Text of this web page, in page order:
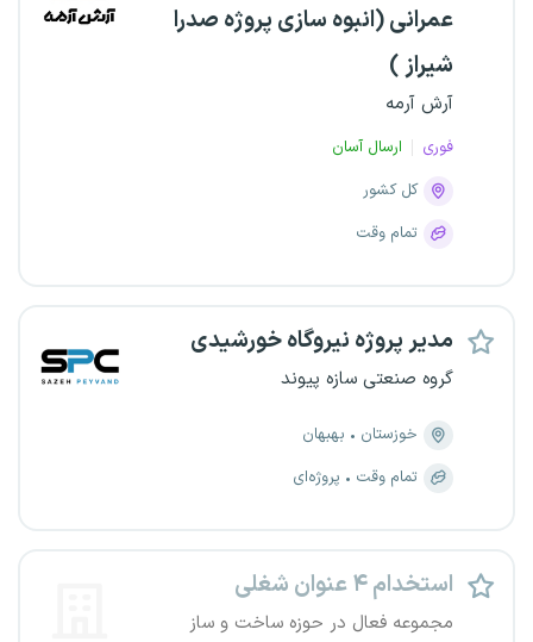
عمرانی (انبوه سازی پروژه صدرا
شیراز )
آرش آرمه
فوری
ارسال آسان
کل کشور
تمام وقت
مدیر پروژه نیروگاه خورشیدی
گروه صنعتی سازه پیوند
خوزستان
بهبهان
تمام وقت
پروژه‌ای
استخدام ۴ عنوان شغلی
مجموعه فعال در حوزه ساخت و ساز